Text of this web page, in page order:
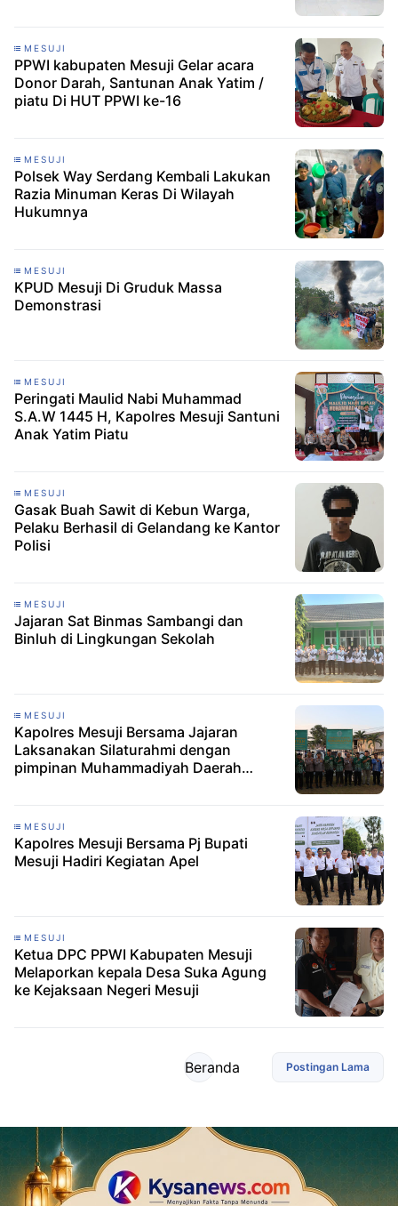
MESUJI
PPWI kabupaten Mesuji Gelar acara
Donor Darah, Santunan Anak Yatim /
piatu Di HUT PPWI ke-16
MESUJI
Polsek Way Serdang Kembali Lakukan
Razia Minuman Keras Di Wilayah
Hukumnya
MESUJI
KPUD Mesuji Di Gruduk Massa
Demonstrasi
MESUJI
Peringati Maulid Nabi Muhammad
S.A.W 1445 H, Kapolres Mesuji Santuni
Anak Yatim Piatu
MESUJI
Gasak Buah Sawit di Kebun Warga,
Pelaku Berhasil di Gelandang ke Kantor
Polisi
MESUJI
Jajaran Sat Binmas Sambangi dan
Binluh di Lingkungan Sekolah
MESUJI
Kapolres Mesuji Bersama Jajaran
Laksanakan Silaturahmi dengan
pimpinan Muhammadiyah Daerah
MESUJI
Kapolres Mesuji Bersama Pj Bupati
Mesuji Hadiri Kegiatan Apel
MESUJI
Ketua DPC PPWI Kabupaten Mesuji
Melaporkan kepala Desa Suka Agung
ke Kejaksaan Negeri Mesuji
Postingan Lama
Beranda